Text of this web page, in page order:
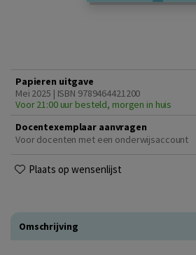
Papieren uitgave
Mei 2025 | ISBN 9789464421200
Voor 21:00 uur besteld, morgen in huis
Docentexemplaar aanvragen
Voor docenten met een onderwijsaccount
Plaats op wensenlijst
Omschrijving